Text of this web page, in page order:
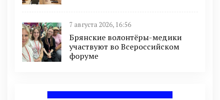
7 августа 2026, 16:56
Брянские волонтёры-медики
участвуют во Всероссийском
форуме